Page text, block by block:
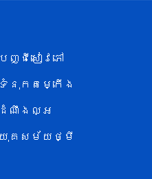
បញ្ជីសៀវភៅ
ទំនុកតម្កើង
ដំណឹងល្អ
យុគសម័យថ្មី